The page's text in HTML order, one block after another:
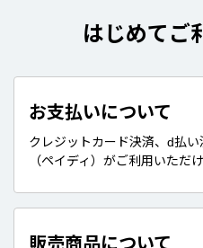
はじめてご
お支払いについて
クレジットカード決済、d払
（ペイディ）がご利用いただけ
販売商品について